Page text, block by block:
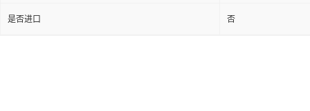
是否进口 否